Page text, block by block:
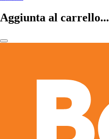
Aggiunta al carrello...